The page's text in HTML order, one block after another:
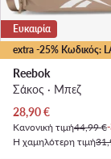
extra -25% Κωδικός:
Ευκαιρία
Reebok
Σάκος · Μπεζ
Τρέχουσα τιμή
28,90€
Κανονική τιμή44,99 €
Η χαμηλότερη τιμή